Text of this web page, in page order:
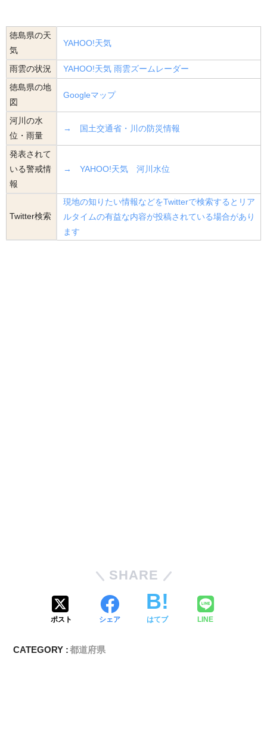
徳島県の天
気
YAHOO!天気
雨雲の状況
YAHOO!天気 雨雲ズームレーダー
徳島県の地
図
Googleマップ
河川の水
位・雨量
→ 国土交通省・川の防災情報
発表されて
いる警戒情
報
→ YAHOO!天気 河川水位
Twitter検索
現地の知りたい情報などをTwitterで検索するとリア
ルタイムの有益な内容が投稿されている場合があり
ます
SHARE
ポスト シェア はてブ LINE
CATEGORY :都道府県